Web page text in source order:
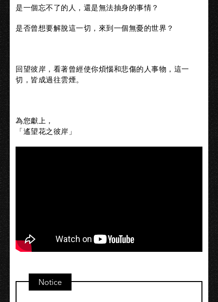
是一個忘不了的人，還是無法抽身的事情？
是否曾想要解脫這一切，來到一個無憂的世界？
回望彼岸，看著曾經使你煩惱和悲傷的人事物，這一
切，皆成過往雲煙。
為您獻上，
「遙望花之彼岸」
Notice